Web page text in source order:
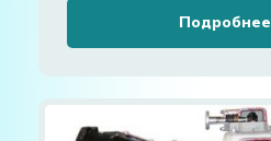
Подробнее